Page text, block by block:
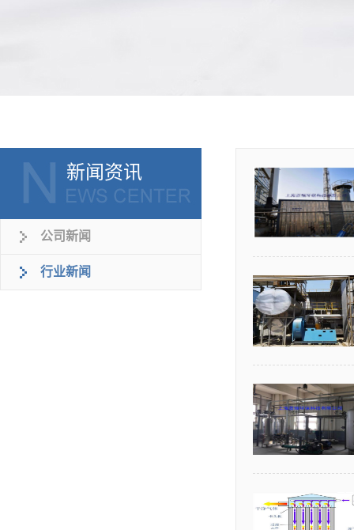
新闻资讯
公司新闻
行业新闻